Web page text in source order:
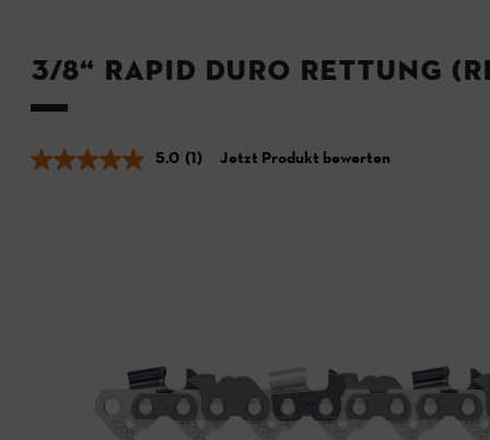
3/8“ Rapid Duro Rettung
5.0 (1) Jetzt Produkt bewerten